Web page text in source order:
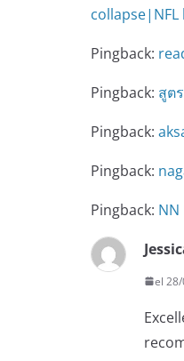
collapse|NFL
Pingback:
Pingback: สูต
Pingback:
Pingback:
Pingback: NN
el